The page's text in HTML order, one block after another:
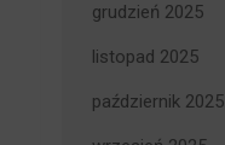
grudzień 2025
listopad 2025
październik 2025